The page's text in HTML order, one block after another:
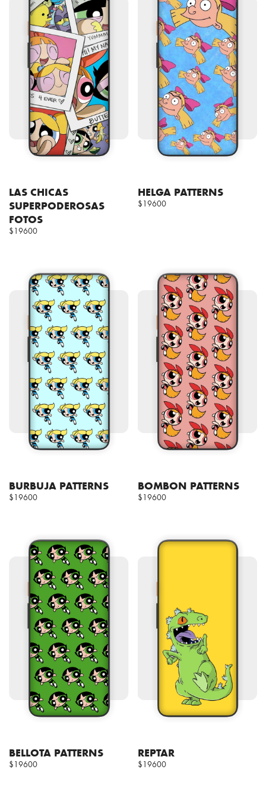
LAS CHICAS
SUPERPODEROSAS
FOTOS
$19600
HELGA PATTERNS
$19600
BURBUJA PATTERNS
$19600
BOMBON PATTERNS
$19600
BELLOTA PATTERNS
$19600
REPTAR
$19600